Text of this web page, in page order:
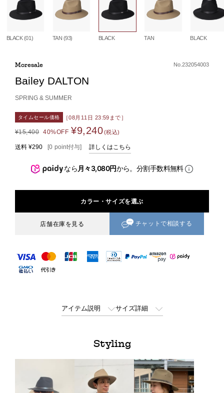
BLACK (01) TAN (93) BLACK TAN BLACK
Moresale No.232054003
Bailey DALTON
SPRING & SUMMER
タイムセール価格 ［08月11日 23:59まで］
¥15,400 40%OFF ¥9,240(税込)
送料 ¥290 [0 point付与] 詳しくはこちら
なら月々3,080円から。分割手数料無料
カラー・サイズを選ぶ
店舗在庫を見る チャットで相談する
アイテム説明 サイズ詳細
Styling